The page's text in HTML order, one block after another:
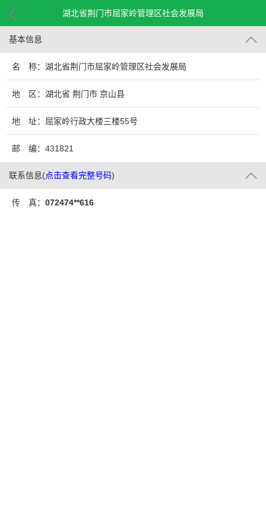
湖北省荆门市屈家岭管理区社会发展局
基本信息
名 称：湖北省荆门市屈家岭管理区社会发展局
地 区：湖北省 荆门市 京山县
地 址：屈家岭行政大楼三楼55号
邮 编：431821
联系信息(点击查看完整号码)
传 真： 072474**616